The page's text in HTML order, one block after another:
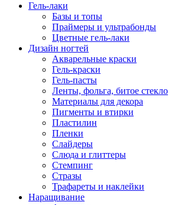
Гель-лаки
Базы и топы
Праймеры и ультрабонды
Цветные гель-лаки
Дизайн ногтей
Акварельные краски
Гель-краски
Гель-пасты
Ленты, фольга, битое стекло
Материалы для декора
Пигменты и втирки
Пластилин
Пленки
Слайдеры
Слюда и глиттеры
Стемпинг
Стразы
Трафареты и наклейки
Наращивание